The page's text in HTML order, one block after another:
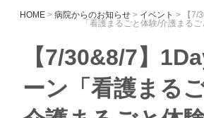
HOME> 病院からのお知らせ> イベント >
【
「看護まるごと体験/介護まるご
【7/30&8/7】
ーン「看護まる